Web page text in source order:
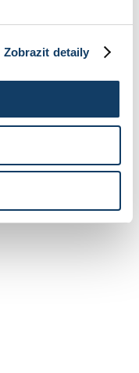
Zobrazit detaily